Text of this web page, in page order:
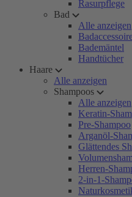
Rasurpflege
Bad
Alle anzeigen
Bademäntel
Handtücher
Haare
Alle anzeigen
Shampoos
Alle anzeigen
Keratin-
Pre-Shampoo
Arganöl-
Glättendes
Herren-
2-in-1-